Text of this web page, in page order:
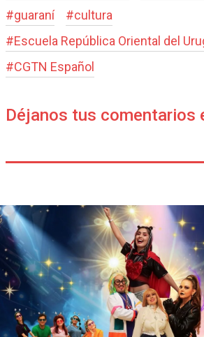
#guaraní #cultura
#Escuela República Oriental del
#CGTN Español
Déjanos tus comentarios